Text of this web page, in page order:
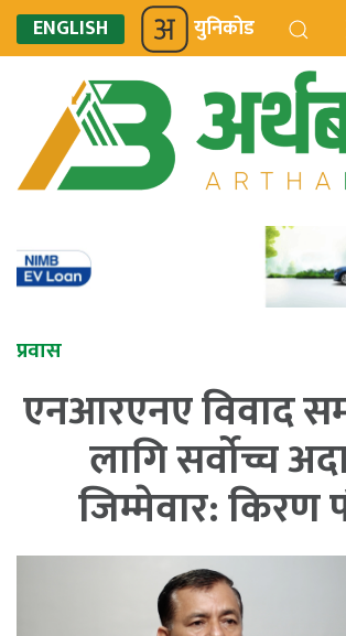
ENGLISH युनिकोड
प्रवास
एनआरएनए विवाद
लागि सर्वोच्च
जिम्मेवार: किरण